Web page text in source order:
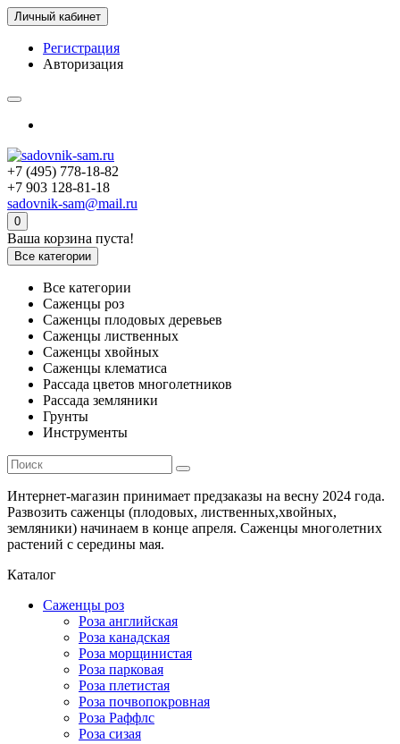
Личный кабинет
Регистрация
Авторизация
+7 (495) 778-18-82
+7 903 128-81-18
sadovnik-sam@mail.ru
0
Ваша корзина пуста!
Все категории
Все категории
Саженцы роз
Саженцы плодовых деревьев
Саженцы лиственных
Саженцы хвойных
Саженцы клематиса
Рассада цветов многолетников
Рассада земляники
Грунты
Инструменты
Интернет-магазин принимает предзаказы на весну 2024 года.
Развозить саженцы (плодовых, лиственных,хвойных,
земляники) начинаем в конце апреля. Саженцы многолетних
растений с середины мая.
Каталог
Саженцы роз
Роза английская
Роза канадская
Роза морщинистая
Роза парковая
Роза плетистая
Роза почвопокровная
Роза Раффлс
Роза сизая